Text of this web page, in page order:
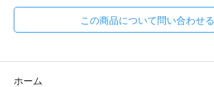
この商品について問い合わせる
ホーム